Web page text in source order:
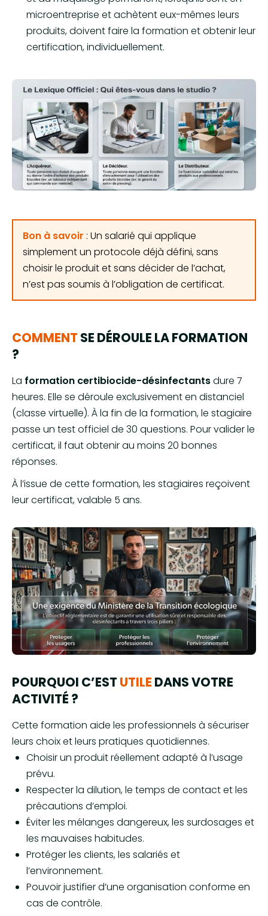
microentreprise et achètent eux-mêmes leurs
produits, doivent faire la formation et obtenir leur
certification, individuellement.
Bon à savoir : Un salarié qui applique
simplement un protocole déjà défini, sans
choisir le produit et sans décider de l’achat,
n’est pas soumis à l’obligation de certificat.
COMMENT SE DÉROULE LA FORMATION
?
La formation certibiocide-désinfectantsdure 7
heures. Elle se déroule exclusivement en distanciel
(classe virtuelle). À la fin de la formation, le stagiaire
passe un test officiel de 30 questions. Pour valider le
certificat, il faut obtenir au moins 20 bonnes
réponses.
À l’issue de cette formation, les stagiaires reçoivent
leur certificat, valable 5 ans.
POURQUOI C’EST UTILE DANS VOTRE
ACTIVITÉ ?
Cette formation aide les professionnels à sécuriser
leurs choix et leurs pratiques quotidiennes.
Choisir un produit réellement adapté à l’usage
prévu.
Respecter la dilution, le temps de contact et les
précautions d’emploi.
Éviter les mélanges dangereux, les surdosages et
les mauvaises habitudes.
Protéger les clients, les salariés et
l’environnement.
Pouvoir justifier d’une organisation conforme en
cas de contrôle.